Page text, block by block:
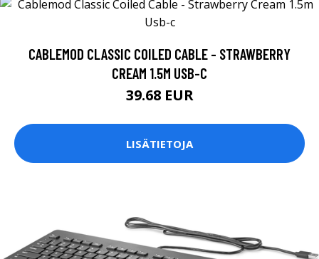
CABLEMOD CLASSIC COILED CABLE - STRAWBERRY
CREAM 1.5M USB-C
39.68 EUR
LISÄTIETOJA